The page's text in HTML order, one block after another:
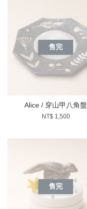
售完
Alice / 穿山甲八角盤
NT$ 1,500
售完